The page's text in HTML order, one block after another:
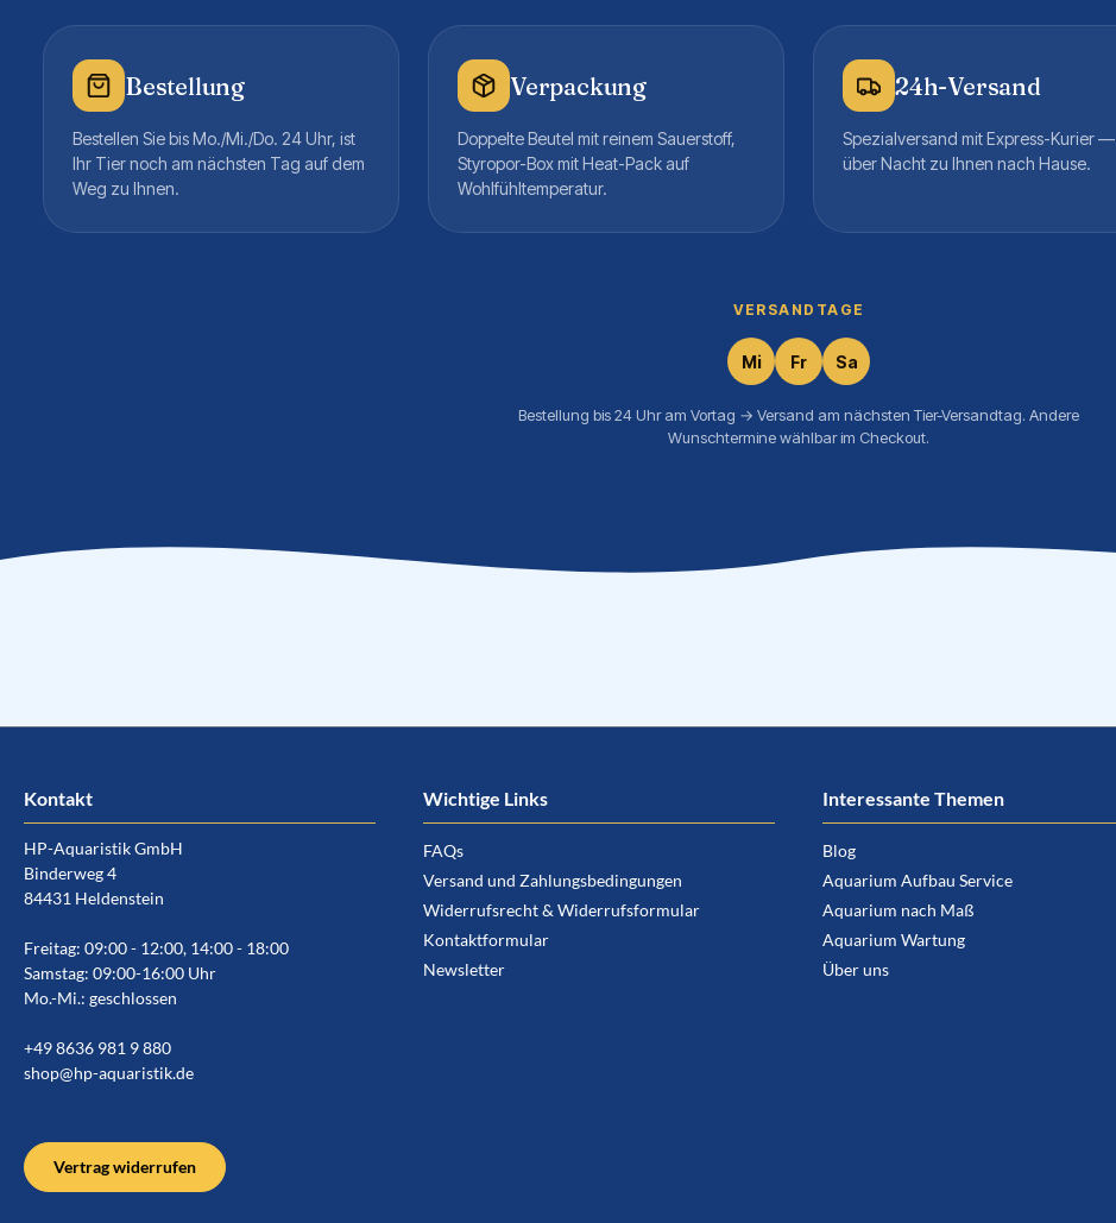
Bestellung
Bestellen Sie bis Mo./Mi./Do. 24 Uhr, ist
Ihr Tier noch am nächsten Tag auf dem
Weg zu Ihnen.
Verpackung
Doppelte Beutel mit reinem Sauerstoff,
Styropor-Box mit Heat-Pack auf
Wohlfühltemperatur.
24h-Versand
Spezialversand mit Express-Kurier —
über Nacht zu Ihnen nach Hause.
VERSANDTAGE
Mi Fr Sa
Bestellung bis 24 Uhr am Vortag → Versand am nächsten Tier-Versandtag. Andere
Wunschtermine wählbar im Checkout.
Kontakt
HP-Aquaristik GmbH
Binderweg 4
84431 Heldenstein
Freitag: 09:00 - 12:00, 14:00 - 18:00
Samstag: 09:00-16:00 Uhr
Mo.-Mi.: geschlossen
+49 8636 981 9 880
shop@hp-aquaristik.de
Vertrag widerrufen
Wichtige Links
FAQs
Versand und Zahlungsbedingungen
Widerrufsrecht & Widerrufsformular
Kontaktformular
Newsletter
Interessante Themen
Blog
Aquarium Aufbau Service
Aquarium nach Maß
Aquarium Wartung
Über uns